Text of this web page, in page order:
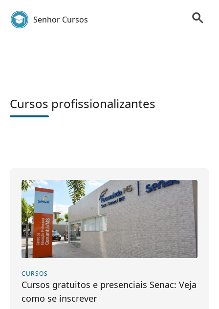
Senhor Cursos
Cursos profissionalizantes
CURSOS
Cursos gratuitos e presenciais Senac: Veja
como se inscrever